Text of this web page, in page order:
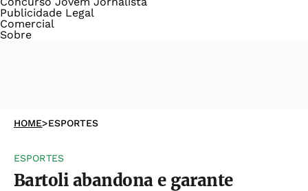
Publicidade Legal
Comercial
Sobre
HOME>ESPORTES
ESPORTES
Bartoli abandona e garante